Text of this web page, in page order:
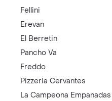
Fellini
Erevan
El Berretin
Pancho Va
Freddo
Pizzeria Cervantes
La Campeona Empanadas